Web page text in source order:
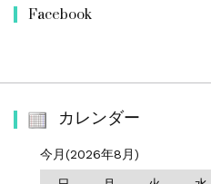
Facebook
カレンダー
今月(2026年8月)